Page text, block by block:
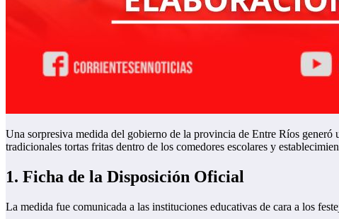
Una sorpresiva medida del gobierno de la provincia de Entre Ríos
tradicionales tortas fritas dentro de los comedores escolares y
1. Ficha de la Disposición Oficial
La medida fue comunicada a las instituciones educativas de cara a los